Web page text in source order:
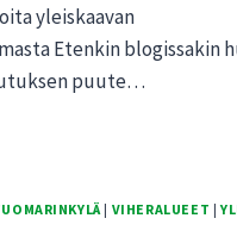
yleiskaavan
Etenkin blogissakin
puute…
| VIHERALUEET |